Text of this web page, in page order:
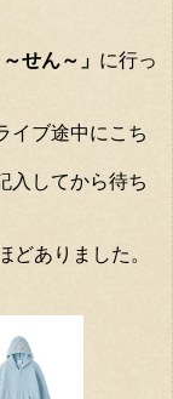
せん～」 に行っ
イブ途中にこち
入してから待ち
どありました。